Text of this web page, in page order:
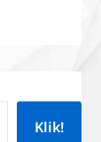
Klik!